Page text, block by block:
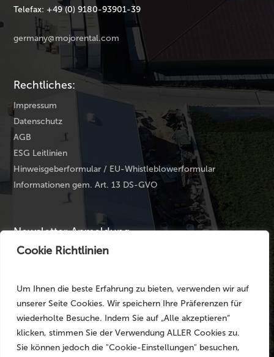
Cookie Richtlinien
Um Ihnen die beste Erfahrung zu bieten, verwenden wir auf
unserer Seite Cookies. Wir speichern Ihre Präferenzen für
wiederholte Besuche. Indem Sie auf „Alle akzeptieren“
klicken, stimmen Sie der Verwendung ALLER Cookies zu.
Sie können jedoch die "Cookie-Einstellungen" besuchen,
Telefax: +49 (0) 9180-93901-39
germany@mojorental.com
Rechtliches:
Impressum
Datenschutz
AGB
ESG Leitlinien
Hinweisgeberformular / EU-Whistleblowerformular
Informationen gem. Art. 13 DS-GVO
Newsletter Anmeldung